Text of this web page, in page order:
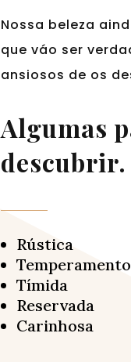
Nossa beleza
que váo ser
ansiosos de os
Algumas
descubrir.
Rústica
Temperamento
Tímida
Reservada
Carinhosa